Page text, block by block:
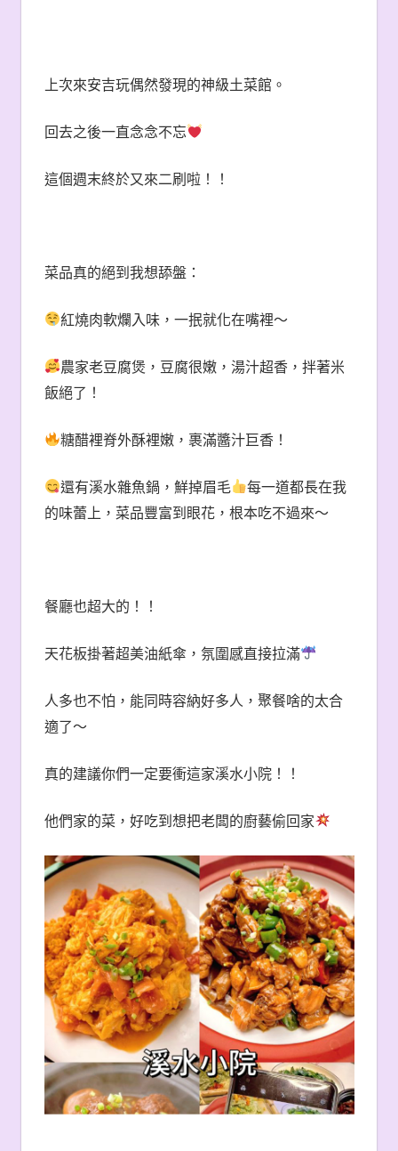
上次來安吉玩偶然發現的神級土菜館。
回去之後一直念念不忘
這個週末終於又來二刷啦！！
菜品真的絕到我想舔盤：
紅燒肉軟爛入味，一抿就化在嘴裡～
農家老豆腐煲，豆腐很嫩，湯汁超香，拌著米
飯絕了！
糖醋裡脊外酥裡嫩，裹滿醬汁巨香！
還有溪水雜魚鍋，鮮掉眉毛
每一道都長在我
的味蕾上，菜品豐富到眼花，根本吃不過來～
餐廳也超大的！！
天花板掛著超美油紙傘，氛圍感直接拉滿
人多也不怕，能同時容納好多人，聚餐啥的太合
適了～
真的建議你們一定要衝這家溪水小院！！
他們家的菜，好吃到想把老闆的廚藝偷回家